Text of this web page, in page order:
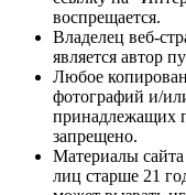
воспрещается.
Владелец веб-
является автор
Любое
фотографий и/
принадлежащих
запрещено.
Материалы сайта
лиц старше 21